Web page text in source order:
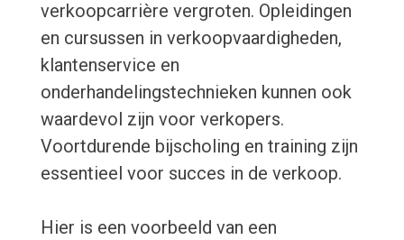
verkoopcarrière vergroten. Opleidingen
en cursussen in verkoopvaardigheden,
klantenservice en
onderhandelingstechnieken kunnen ook
waardevol zijn voor verkopers.
Voortdurende bijscholing en training zijn
essentieel voor succes in de verkoop.
Hier is een voorbeeld van een